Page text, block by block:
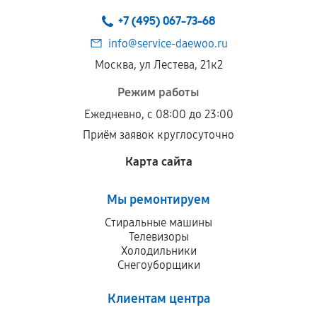
При этом гарантия на сами комплектующие
продавца. За качество сторонних деталей
сервисный центр ответственности не несет.
+7 (495) 067-73-68
info@service-daewoo.ru
Москва, ул Лестева, 21к2
Режим работы
Ежедневно, с 08:00 до 23:00
Приём заявок круглосуточно
Карта сайта
Мы ремонтируем
Стиральные машины
Телевизоры
Холодильники
Снегоуборщики
Клиентам центра